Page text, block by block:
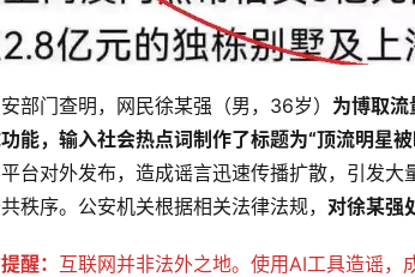
部门查明，网民徐某强（男，36岁） 为博取
能，输入社会热点词制作了标题为“顶流明星
台对外发布，造成谣言迅速传播扩散，引发
秩序。公安机关根据相关法律法规， 对徐某强
醒： 互联网并非法外之地。使用AI工具造谣